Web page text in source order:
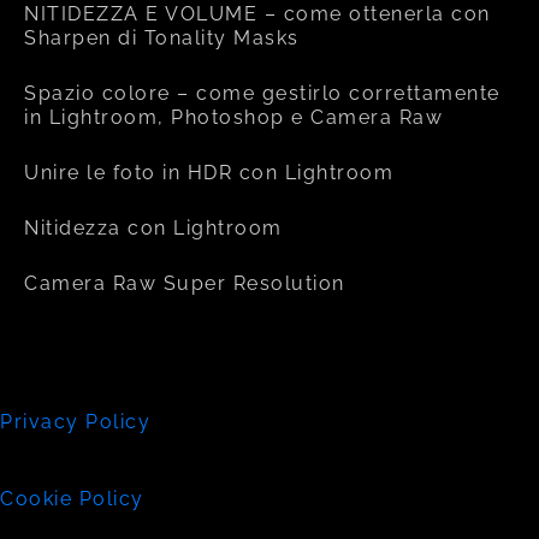
NITIDEZZA E VOLUME – come ottenerla con
Sharpen di Tonality Masks
Spazio colore – come gestirlo correttamente
in Lightroom, Photoshop e Camera Raw
Unire le foto in HDR con Lightroom
Nitidezza con Lightroom
Camera Raw Super Resolution
Privacy Policy
Cookie Policy